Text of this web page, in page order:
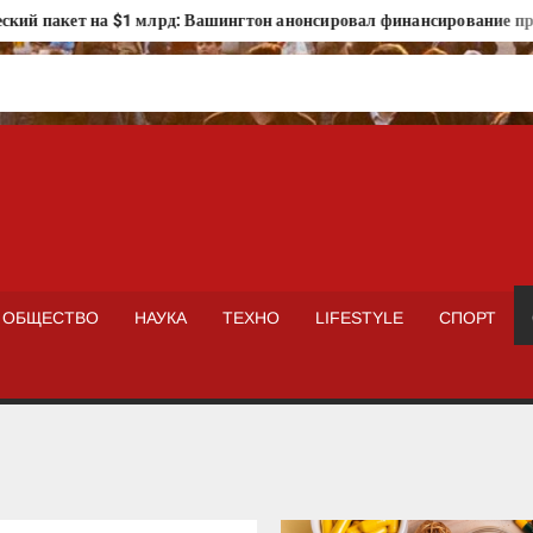
на $1 млрд: Вашингтон анонсировал финансирование программ
ОБЩЕСТВО НАУКА ТЕХНО LIFESTYLE СПОРТ